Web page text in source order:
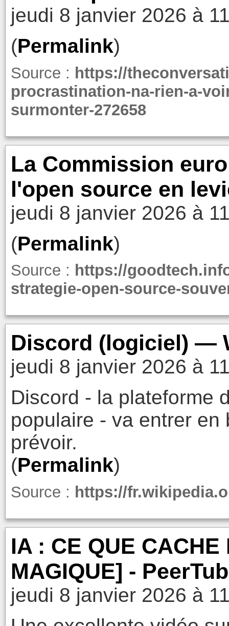
jeudi 8 janvier 2026 à
(Permalink)
Source : https://
procrastination-na-rien-a-
surmonter-272658
La Commission
l'open source en
jeudi 8 janvier 2026 à
(Permalink)
Source : https://
strategie-open-source-
Discord (logiciel) —
jeudi 8 janvier 2026 à
Discord - la plateforme
populaire - va entrer
prévoir.
(Permalink)
Source : https://
IA : CE QUE
MAGIQUE] -
jeudi 8 janvier 2026 à